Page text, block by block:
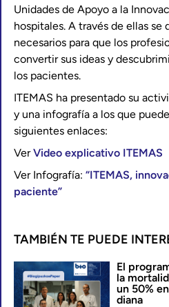
Unidades de Apoyo a la
hospitales. A través de ellas se
necesarios para que los
convertir sus ideas y
los pacientes.
ITEMAS ha presentado su
y una infografía a los que
siguientes enlaces:
VerVideo explicativo ITEMAS
Ver Infografía: “ITEMAS,
paciente”
TAMBIÉN TE PUEDE
El
la
un 50%
diana